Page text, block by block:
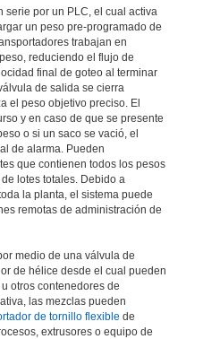
serie por un PLC, el cual activa
un peso pre-programado de
trabajan en
reduciendo el flujo de
final de goteo al terminar
de salida se cierra
el peso objetivo preciso. El
y en caso de que se presente
o si un saco se vació, el
de alarma. Pueden
que contienen todos los pesos
lotes totales. Debido a
la planta, el sistema puede
remotas de administración de
medio de una válvula de
de hélice desde el cual pueden
otros contenedores de
las mezclas pueden
de tornillo flexible de
extrusores o equipo de